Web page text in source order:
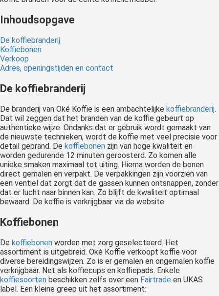
Inhoudsopgave
De koffiebranderij
Koffiebonen
Verkoop
Adres, openingstijden en contact
De koffiebranderij
De branderij van Oké Koffie is een ambachtelijke koffiebranderij.
Dat wil zeggen dat het branden van de koffie gebeurt op
authentieke wijze. Ondanks dat er gebruik wordt gemaakt van
de nieuwste technieken, wordt de koffie met veel precisie voor
detail gebrand. De koffiebonen zijn van hoge kwaliteit en
worden gedurende 12 minuten geroosterd. Zo komen alle
unieke smaken maximaal tot uiting. Hierna worden de bonen
direct gemalen en verpakt. De verpakkingen zijn voorzien van
een ventiel dat zorgt dat de gassen kunnen ontsnappen, zonder
dat er lucht naar binnen kan. Zo blijft de kwaliteit optimaal
bewaard. De koffie is verkrijgbaar via de website.
Koffiebonen
De koffiebonen worden met zorg geselecteerd. Het
assortiment is uitgebreid. Oké Koffie verkoopt koffie voor
diverse bereidingswijzen. Zo is er gemalen en ongemalen koffie
verkrijgbaar. Net als koffiecups en koffiepads. Enkele
koffiesoorten beschikken zelfs over een Fairtrade en UKAS
label. Een kleine greep uit het assortiment: